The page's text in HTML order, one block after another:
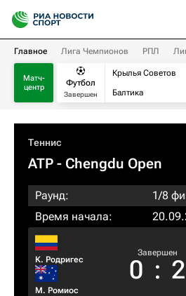
Главное Лига Чемпионов РПЛ
Матч-
центр
Футбол
Завершен
Крылья Советов
Балтика
Теннис
ATP - Chengdu Open
Раунд:
1/8
Время начала:
К. Родригес
М. Ромиос
Завершен
0 : 2